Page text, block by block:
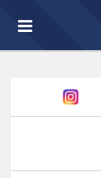
Toggle
navigation